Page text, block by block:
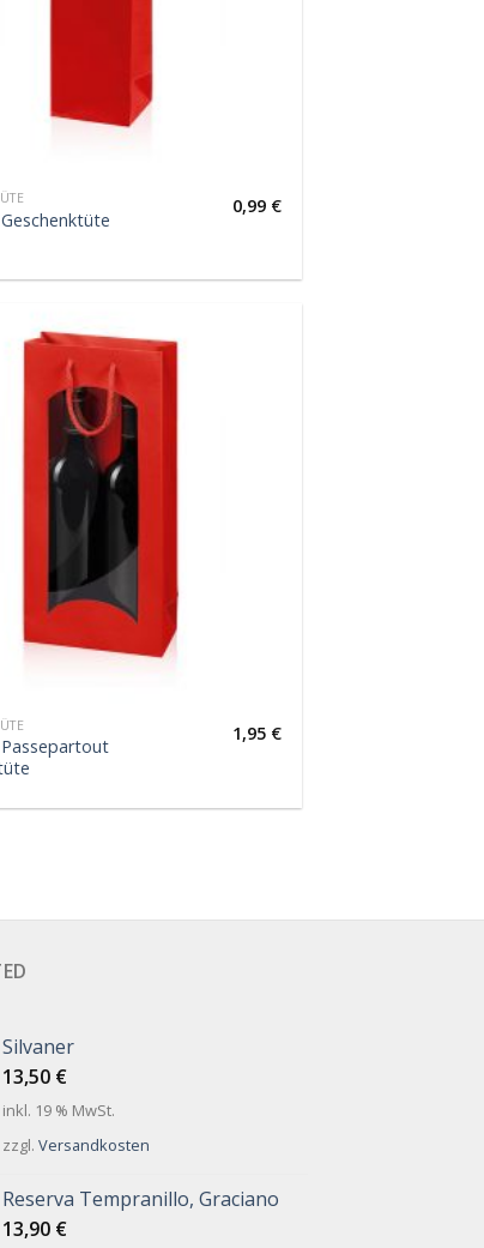
0,99 €
1,95 €
Silvaner
13,50 €
inkl. 19 % MwSt.
zzgl. Versandkosten
Reserva Tempranillo, Graciano
13,90 €